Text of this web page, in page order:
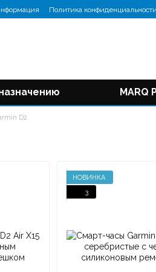
Политика конфиденциальности
MARQ
D2
НОВИНКА
3